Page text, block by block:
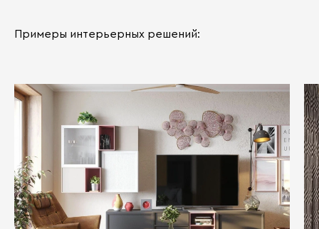
Примеры интерьерных решений: